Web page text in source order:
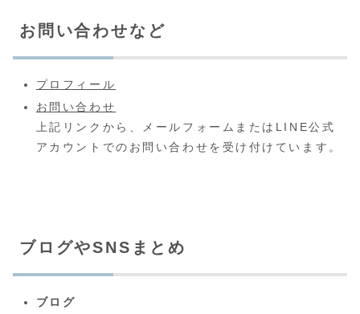
お問い合わせなど
プロフィール
お問い合わせ
上記リンクから、メールフォームまたはLINE公式
アカウントでのお問い合わせを受け付けています。
ブログやSNSまとめ
ブログ